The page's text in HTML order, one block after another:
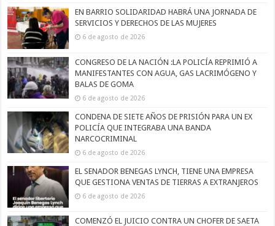
EN BARRIO SOLIDARIDAD HABRÁ UNA JORNADA DE
SERVICIOS Y DERECHOS DE LAS MUJERES
6 de agosto de 2026
CONGRESO DE LA NACIÓN :LA POLICÍA REPRIMIÓ A
MANIFESTANTES CON AGUA, GAS LACRIMÓGENO Y
BALAS DE GOMA
6 de agosto de 2026
CONDENA DE SIETE AÑOS DE PRISIÓN PARA UN EX
POLICÍA QUE INTEGRABA UNA BANDA
NARCOCRIMINAL
6 de agosto de 2026
EL SENADOR BENEGAS LYNCH, TIENE UNA EMPRESA
QUE GESTIONA VENTAS DE TIERRAS A EXTRANJEROS
6 de agosto de 2026
COMENZÓ EL JUICIO CONTRA UN CHOFER DE SAETA